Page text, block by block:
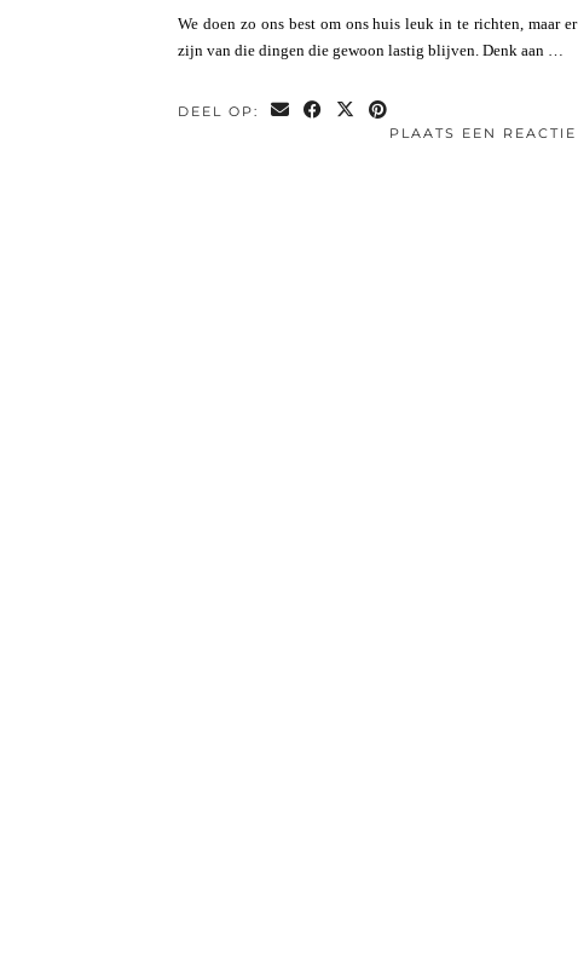
We doen zo ons best om ons huis leuk in te richten, maar er
zijn van die dingen die gewoon lastig blijven. Denk aan …
DEEL OP:
PLAATS EEN REACTIE